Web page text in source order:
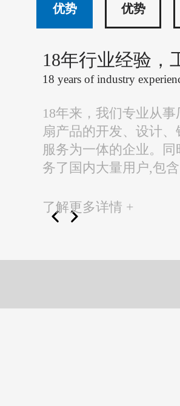
优势
优势
18年行业经验，
18 years of industry
18年来，我们专业从
扇产品的开发、设计
服务为一体的企业。
务了国内大量用户,包
了解更多详情 +